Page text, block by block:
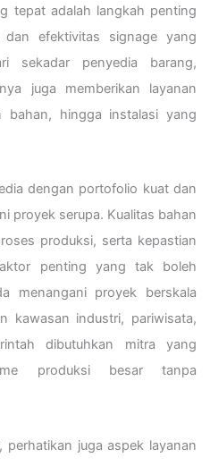
tepat adalah langkah penting
dan efektivitas signage yang
sekadar penyedia barang,
juga memberikan layanan
bahan, hingga instalasi yang
dengan portofolio kuat dan
proyek serupa. Kualitas bahan
produksi, serta kepastian
penting yang tak boleh
menangani proyek berskala
kawasan industri, pariwisata,
dibutuhkan mitra yang
produksi besar tanpa
perhatikan juga aspek layanan